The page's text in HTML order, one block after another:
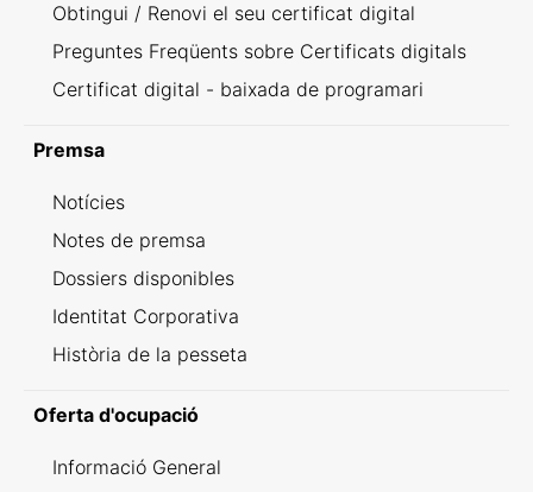
Obtingui / Renovi el seu certificat digital
Preguntes Freqüents sobre Certificats digitals
Certificat digital - baixada de programari
Premsa
Notícies
Notes de premsa
Dossiers disponibles
Identitat Corporativa
Història de la pesseta
Oferta d'ocupació
Informació General